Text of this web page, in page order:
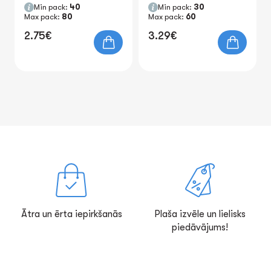
Min pack: 40
Max pack: 80
2.75€
Min pack: 30
Max pack: 60
3.29€
Ātra un ērta iepirkšanās
Plaša izvēle un lielisks
piedāvājums!